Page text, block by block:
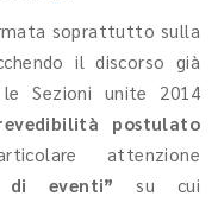
soprattutto sulla
il discorso già
Sezioni unite 2014
postulato
attenzione
di eventi” su cui